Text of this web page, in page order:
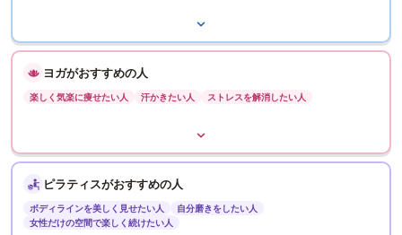
ヨガがおすすめの人
楽しく気楽に痩せたい人 汗かきたい人 ストレスを解消したい人
ピラティスがおすすめの人
ボディラインを美しく見せたい人
自分磨きをしたい人
女性だけの空間で楽しく続けたい人